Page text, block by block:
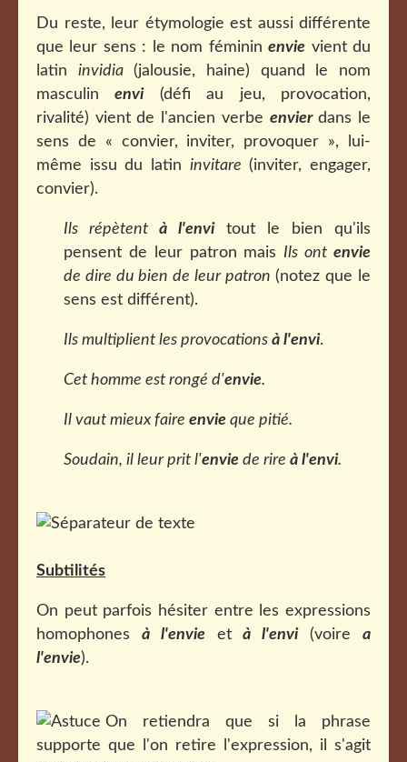
Du reste, leur étymologie est aussi différente
que leur sens : le nom fémininenvie vient du
latin invidia(jalousie, haine) quand le nom
masculinenvi(défi au jeu, provocation,
rivalité) vient de l'ancien verbe envierdans le
sens de « convier, inviter, provoquer », lui-
même issu du latin invitare (inviter, engager,
convier).
Ils répètent à l'envitout le bien qu'ils
pensent de leur patron mais Ils ontenvie
de dire du bien de leur patron (notez que le
sens est différent).
Ils multiplient les provocations à l'envi.
Cet homme est rongé d'envie.
Il vaut mieux faire envie que pitié.
Soudain, il leur prit l'envie de rire à l'envi.
Subtilités
On peut parfois hésiter entre les expressions
homophones à l'envieetà l'envi(voirea
l'envie).
On retiendra que si la phrase
supporte que l'on retire l'expression, il s'agit